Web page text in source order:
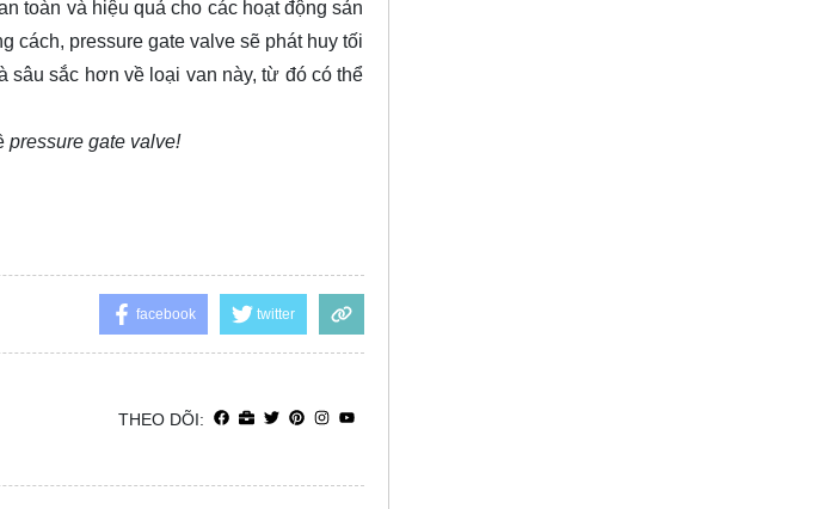
toàn và hiệu quả cho các hoạt động sản
cách, pressure gate valve sẽ phát huy tối
sâu sắc hơn về loại van này, từ đó có thể
pressure gate valve!
facebook twitter
THEO DÕI: